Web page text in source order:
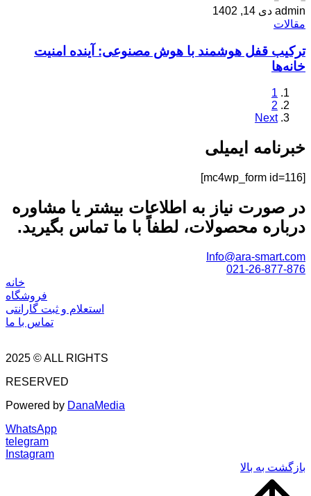
admin دی 14, 1402
مقالات
ترکیب قفل هوشمند با هوش مصنوعی: آینده امنیت
خانه‌ها
1
2
Next
خبرنامه ایمیلی
[mc4wp_form id=116]
در صورت نیاز به اطلاعات بیشتر یا مشاوره
درباره محصولات، لطفاً با ما تماس بگیرید.
Info@ara-smart.com
021-26-877-876
خانه
فروشگاه
استعلام و ثبت گارانتی
تماس با ما
2025 © ALL RIGHTS
RESERVED
Powered by DanaMedia
WhatsApp
telegram
Instagram
بازگشت به بالا